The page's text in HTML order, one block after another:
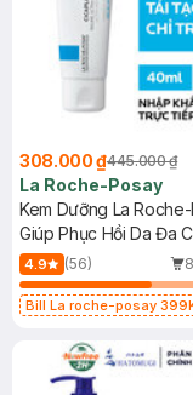
308.000 ₫445.000 ₫
La Roche-Posay
Kem Dưỡng La
Giúp Phục Hồi Da Đa
Dụng 40ml
4.9 (56)
Bill La roche-posay
(SL có hạn)